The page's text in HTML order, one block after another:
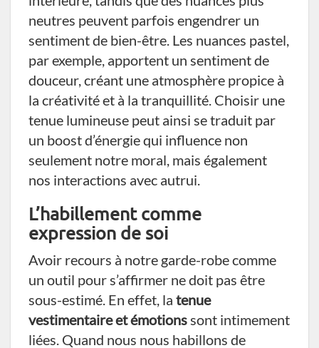
neutres peuvent parfois engendrer un
sentiment de bien-être. Les nuances pastel,
par exemple, apportent un sentiment de
douceur, créant une atmosphère propice à
la créativité et à la tranquillité. Choisir une
tenue lumineuse peut ainsi se traduit par
un boost d’énergie qui influence non
seulement notre moral, mais également
nos interactions avec autrui.
L’habillement comme
expression de soi
Avoir recours à notre garde-robe comme
un outil pour s’affirmer ne doit pas être
sous-estimé. En effet, la tenue
vestimentaire et émotionssont intimement
liées. Quand nous nous habillons de